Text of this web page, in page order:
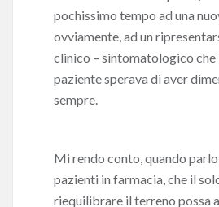
pochissimo tempo ad una
ovviamente, ad un
clinico – sintomatologico che
paziente sperava di aver
sempre.
Mi rendo conto, quando
pazienti in farmacia, che il
riequilibrare il terreno possa